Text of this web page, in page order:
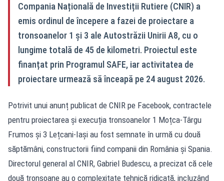
Compania Națională de Investiții Rutiere (CNIR) a
emis ordinul de începere a fazei de proiectare a
tronsoanelor 1 și 3 ale Autostrăzii Unirii A8, cu o
lungime totală de 45 de kilometri. Proiectul este
finanțat prin Programul SAFE, iar activitatea de
proiectare urmează să înceapă pe 24 august 2026.
Potrivit unui anunț publicat de CNIR pe Facebook, contractele
pentru proiectarea și execuția tronsoanelor 1 Moțca-Târgu
Frumos și 3 Lețcani-Iași au fost semnate în urmă cu două
săptămâni, constructorii fiind companii din România și Spania.
Directorul general al CNIR, Gabriel Budescu, a precizat că cele
două tronsoane au o complexitate tehnică ridicată, incluzând